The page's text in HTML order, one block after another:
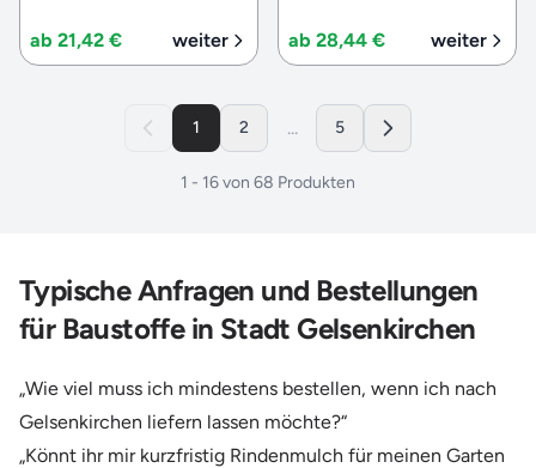
ab 21,42 € weiter ab 28,44 € weiter
1 2 ... 5
1 - 16von 68 Produkten
Typische Anfragen und Bestellungen
für Baustoffe in Stadt Gelsenkirchen
„Wie viel muss ich mindestens bestellen, wenn ich nach
Gelsenkirchen liefern lassen möchte?“
„Könnt ihr mir kurzfristig Rindenmulch für meinen Garten